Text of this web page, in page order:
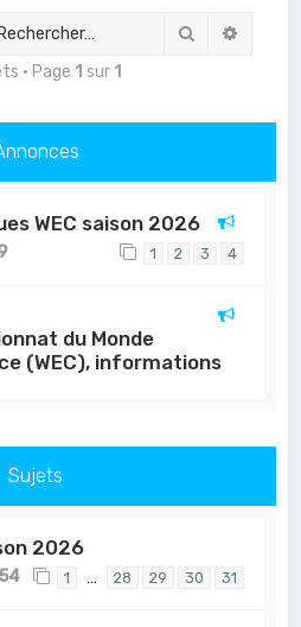
Rechercher
• Page 1 sur 1
WEC saison 2026
1 2 3 4
du Monde
(WEC), informations
Sujets
2026
1 … 28 29 30 31